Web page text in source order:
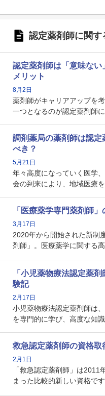
認定薬剤師に関す
認定薬剤師は「意味ない
メリット
8月2日
薬剤師がキャリアアップを
一つとなるのが認定薬剤師に
という声を聞いたことがあ
本記事では、認定薬剤師が
れる理由や、取得するメリ
アへの影響を解説します。
調剤薬局の薬剤師は認定
べき？
5月21日
年々高度になっていく医学
会の到来により、地域医療を
で、重要度が増しているの
資格です。認定薬剤師とは
なのでしょうか。それを取得
メリットがあるのでしょう
「医療薬学専門薬剤師
3月17日
2020年から開始された新制
剤師」。医療薬学に関する高
となります。取得要件は多
数回ありますが、患者さんに
の証明になる資格と言えます
「小児薬物療法認定薬
験記
2月17日
小児薬物療法認定薬剤師は
を専門的に学び、高度な知
や、特有の疾患、心理状況
深めることで、子どもとそ
る存在です。今回はそんな小
剤師の取得体験記をご紹介
救急認定薬剤師の資格取
2月1日
「救急認定薬剤師」は2011
まった比較的新しい資格で